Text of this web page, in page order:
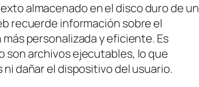
almacenado en el disco duro de un
recuerde información sobre el
personalizada y eficiente. Es
son archivos ejecutables, lo que
dañar el dispositivo del usuario.